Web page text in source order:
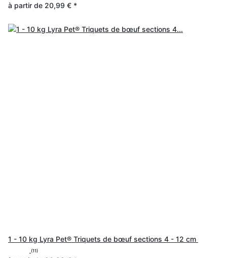
à partir de 20,99 € *
1 - 10 kg Lyra Pet® Triquets de bœuf sections 4 - 12 cm
(11)